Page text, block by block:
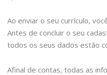
Ao enviar o seu currículo,
Antes de concluir o seu
todos os seus dados estão
Afinal de contas, todas as